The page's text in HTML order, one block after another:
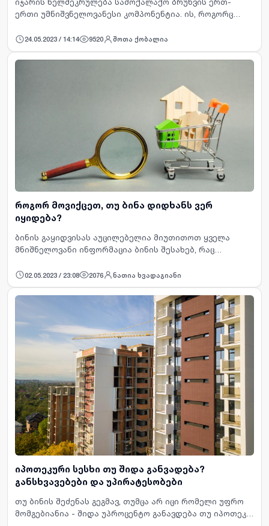
ერთი უმნიშვნელოვანესი კომპონენტია. ის, როგორც
ერთი მხრივ, მათ ვისაც ეკუთვნით აქტივები (როგ…
24.05.2023 / 14:14 9520 შოთა ქობალია
როგორ მოვიქცეთ, თუ ბინა დიდხანს ვერ
იყიდება?
ბინის გაყიდვისას აუცილებელია მიუთითოთ ყველა
მნიშნელოვანი ინფორმაცია ბინის შესახებ, რაც
ადგილზე მოსულს უსიამოვნო სურპრიზები არ დახვდება.
…
02.05.2023 / 23:08 2076 ნათია ხვადაგიანი
იპოთეკური სესხი თუ შიდა განვადება?
განსხვავებები და უპირატესობები
თუ ბინის შეძენას გეგმავ, თუმცა არ იცი რომელი უფრო
მომგებიანია - შიდა უპროცენტო განავდება თუ იპოთეკა,